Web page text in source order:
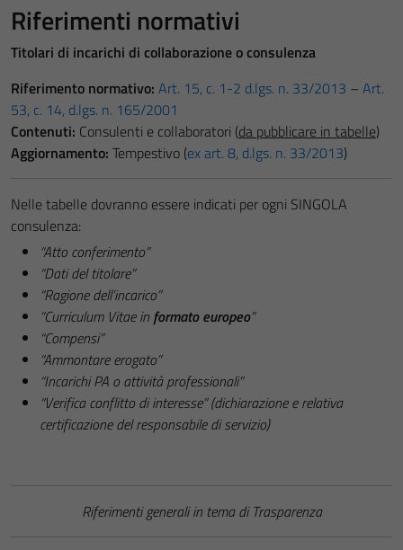
Riferimenti normativi
Titolari di incarichi di collaborazione o consulenza
Riferimento normativo: Art. 15, c. 1-2 d.lgs. n. 33/2013 – Art.
53, c. 14, d.lgs. n. 165/2001
Contenuti: Consulenti e collaboratori (da pubblicare in tabelle)
Aggiornamento: Tempestivo (ex art. 8, d.lgs. n. 33/2013)
Nelle tabelle dovranno essere indicati per ogni SINGOLA
consulenza:
“Atto conferimento”
“Dati del titolare”
“Ragione dell’incarico”
“Curriculum Vitae in formato europeo”
“Compensi”
“Ammontare erogato”
“Incarichi PA o attività professionali”
“Verifica conflitto di interesse” (dichiarazione e relativa
certificazione del responsabile di servizio)
Riferimenti generali in tema di Trasparenza